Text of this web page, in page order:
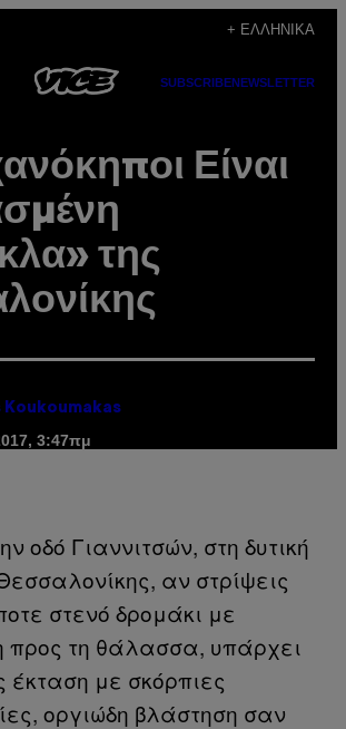
+ ΕΛΛΗΝΙΚΆ
SUBSCRIBENEWSLETTER
Είναι
της
Koukoumakas
3:47πμ
οδό Γιαννιτσών, στη δυτική
αν στρίψεις
στενό δρομάκι με
προς τη θάλασσα, υπάρχει
με σκόρπιες
οργιώδη βλάστηση σαν